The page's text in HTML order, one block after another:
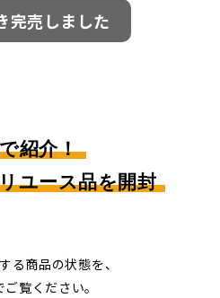
完売しました
紹介！
ユース品を開封
る商品の状態を、
覧ください。